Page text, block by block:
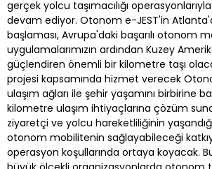
gerçek yolcu taşımacılığı
devam ediyor. Otonom e-JEST'in
başlaması, Avrupa'daki başarılı otonom
uygulamalarımızın ardından Kuzey
güçlendiren önemli bir kilometre taşı
projesi kapsamında hizmet verecek
ulaşım ağları ile şehir yaşamını birbirine
kilometre ulaşım ihtiyaçlarına çözüm
ziyaretçi ve yolcu hareketliliğinin
otonom mobilitenin sağlayabileceği
operasyon koşullarında ortaya koyacak.